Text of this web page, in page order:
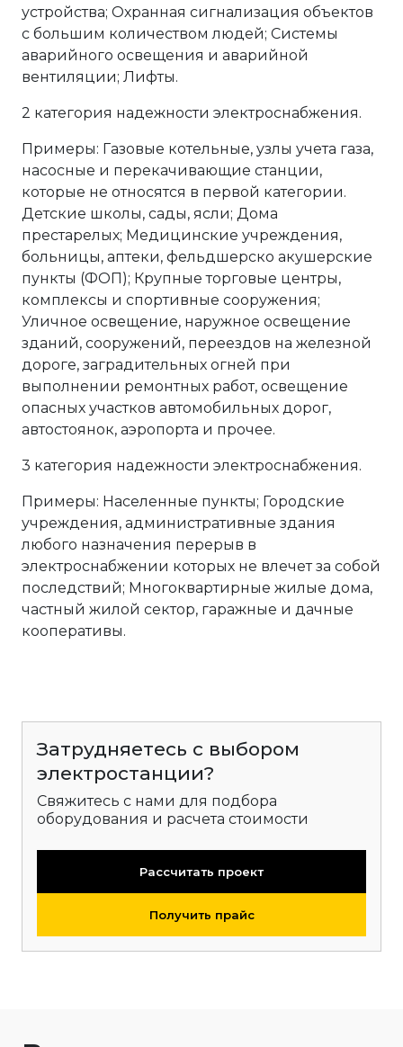
устройства; Охранная сигнализация объектов
с большим количеством людей; Системы
аварийного освещения и аварийной
вентиляции; Лифты.
2 категория надежности электроснабжения.
Примеры: Газовые котельные, узлы учета газа,
насосные и перекачивающие станции,
которые не относятся в первой категории.
Детские школы, сады, ясли; Дома
престарелых; Медицинские учреждения,
больницы, аптеки, фельдшерско акушерские
пункты (ФОП); Крупные торговые центры,
комплексы и спортивные сооружения;
Уличное освещение, наружное освещение
зданий, сооружений, переездов на железной
дороге, заградительных огней при
выполнении ремонтных работ, освещение
опасных участков автомобильных дорог,
автостоянок, аэропорта и прочее.
3 категория надежности электроснабжения.
Примеры: Населенные пункты; Городские
учреждения, административные здания
любого назначения перерыв в
электроснабжении которых не влечет за собой
последствий; Многоквартирные жилые дома,
частный жилой сектор, гаражные и дачные
кооперативы.
Затрудняетесь с выбором
электростанции?
Свяжитесь с нами для подбора
оборудования и расчета стоимости
Рассчитать проект
Получить прайс